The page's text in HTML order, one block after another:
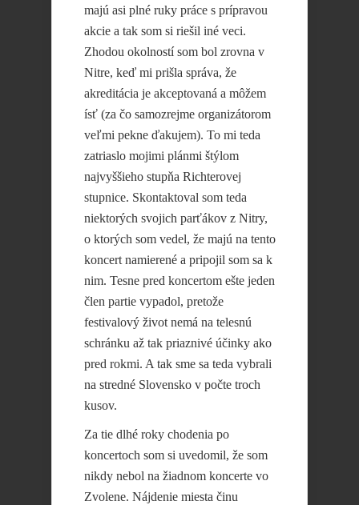
majú asi plné ruky práce s prípravou
akcie a tak som si riešil iné veci.
Zhodou okolností som bol zrovna v
Nitre, keď mi prišla správa, že
akreditácia je akceptovaná a môžem
ísť (za čo samozrejme organizátorom
veľmi pekne ďakujem). To mi teda
zatriaslo mojimi plánmi štýlom
najvyššieho stupňa Richterovej
stupnice. Skontaktoval som teda
niektorých svojich parťákov z Nitry,
o ktorých som vedel, že majú na tento
koncert namierené a pripojil som sa k
nim. Tesne pred koncertom ešte jeden
člen partie vypadol, pretože
festivalový život nemá na telesnú
schránku až tak priaznivé účinky ako
pred rokmi. A tak sme sa teda vybrali
na stredné Slovensko v počte troch
kusov.
Za tie dlhé roky chodenia po
koncertoch som si uvedomil, že som
nikdy nebol na žiadnom koncerte vo
Zvolene. Nájdenie miesta činu